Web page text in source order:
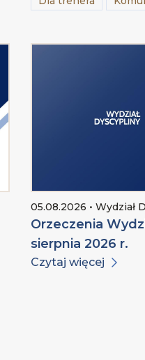
05.08.2026 • Wydział
Orzeczenia
sierpnia 2026 r.
Czytaj więcej